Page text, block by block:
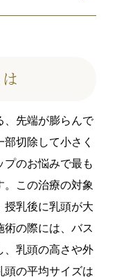
、先端が膨らんで
切除して小さく
プのお悩みで最も
。この治療の対象
授乳後に乳頭が大
術の際には、バス
、乳頭の高さや外
頭の平均サイズは